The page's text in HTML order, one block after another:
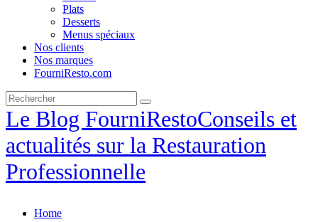
Plats
Desserts
Menus spéciaux
Nos clients
Nos marques
FourniResto.com
Le Blog FourniRestoConseils et
actualités sur la Restauration
Professionnelle
Home